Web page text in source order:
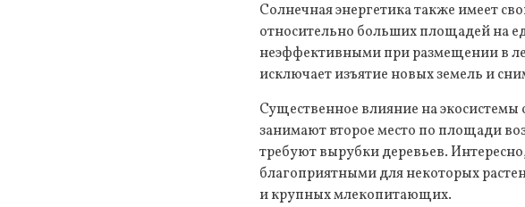
Солнечная энергетика также имеет
относительно больших площадей на
неэффективными при размещении в
исключает изъятие новых земель и
Существенное влияние на экосистемы
занимают второе место по площади
требуют вырубки деревьев.
благоприятными для некоторых
и крупных млекопитающих.